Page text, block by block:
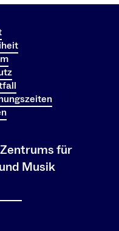
für
Musik